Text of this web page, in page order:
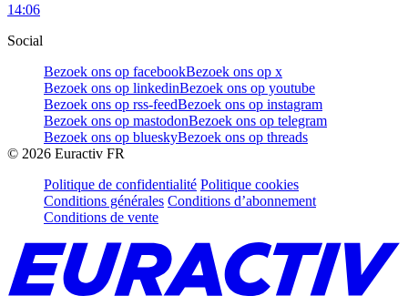
14:06
Social
Bezoek ons op facebookBezoek ons op x
Bezoek ons op linkedinBezoek ons op youtube
Bezoek ons op rss-feedBezoek ons op instagram
Bezoek ons op mastodonBezoek ons op telegram
Bezoek ons op blueskyBezoek ons op threads
© 2026 Euractiv FR
Politique de confidentialité Politique cookies
Conditions générales Conditions d’abonnement
Conditions de vente